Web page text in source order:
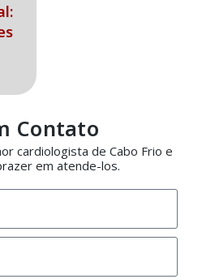
Contato
cardiologista de Cabo Frio e
em atende-los.